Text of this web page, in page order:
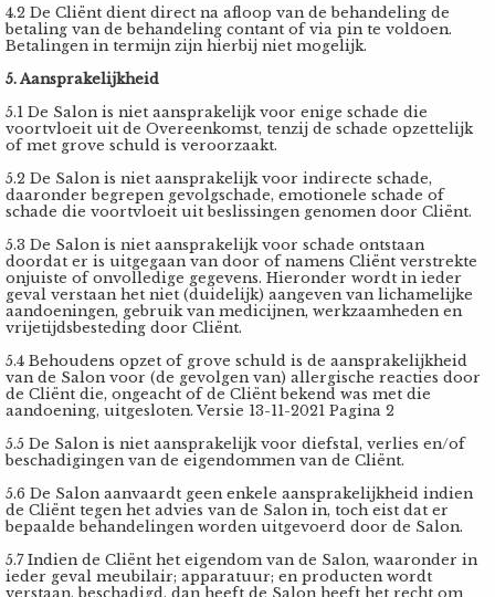
4.2 De Cliënt dient direct na afloop van de behandeling de
betaling van de behandeling contant of via pin te voldoen.
Betalingen in termijn zijn hierbij niet mogelijk.
5. Aansprakelijkheid
5.1 De Salon is niet aansprakelijk voor enige schade die
voortvloeit uit de Overeenkomst, tenzij de schade opzettelijk
of met grove schuld is veroorzaakt.
5.2 De Salon is niet aansprakelijk voor indirecte schade,
daaronder begrepen gevolgschade, emotionele schade of
schade die voortvloeit uit beslissingen genomen door Cliënt.
5.3 De Salon is niet aansprakelijk voor schade ontstaan
doordat er is uitgegaan van door of namens Cliënt verstrekte
onjuiste of onvolledige gegevens. Hieronder wordt in ieder
geval verstaan het niet (duidelijk) aangeven van lichamelijke
aandoeningen, gebruik van medicijnen, werkzaamheden en
vrijetijdsbesteding door Cliënt.
5.4 Behoudens opzet of grove schuld is de aansprakelijkheid
van de Salon voor (de gevolgen van) allergische reacties door
de Cliënt die, ongeacht of de Cliënt bekend was met die
aandoening, uitgesloten. Versie 13-11-2021 Pagina 2
5.5 De Salon is niet aansprakelijk voor diefstal, verlies en/of
beschadigingen van de eigendommen van de Cliënt.
5.6 De Salon aanvaardt geen enkele aansprakelijkheid indien
de Cliënt tegen het advies van de Salon in, toch eist dat er
bepaalde behandelingen worden uitgevoerd door de Salon.
5.7 Indien de Cliënt het eigendom van de Salon, waaronder in
ieder geval meubilair; apparatuur; en producten wordt
verstaan, beschadigd, dan heeft de Salon heeft het recht om